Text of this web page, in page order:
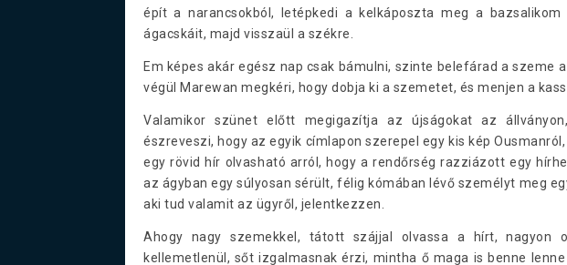
épít a narancsokból, letépkedi a kelkáposzta meg a
ágacskáit, majd visszaül a székre.
Em képes akár egész nap csak bámulni, szinte belefárad a szeme
végül Marewan megkéri, hogy dobja ki a szemetet, és menjen a
Valamikor szünet előtt megigazítja az újságokat az
észreveszi, hogy az egyik címlapon szerepel egy kis kép
egy rövid hír olvasható arról, hogy a rendőrség razziázott egy
az ágyban egy súlyosan sérült, félig kómában lévő személyt meg
aki tud valamit az ügyről, jelentkezzen.
Ahogy nagy szemekkel, tátott szájjal olvassa a hírt, nagyon
kellemetlenül, sőt izgalmasnak érzi, mintha ő maga is benne